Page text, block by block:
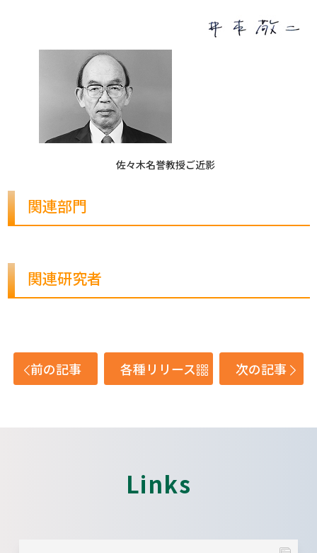
佐々木名誉教授ご近影
関連部門
関連研究者
前の記事 各種リリース 次の記事
Links